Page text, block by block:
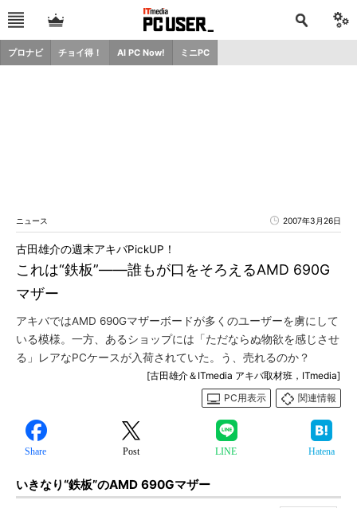
プロナビ チョイ得！ AI PC Now! ミニPC
ニュース 2007年3月26日
これは“鉄板”――誰もが口をそろえるAMD 690G
マザー
古田雄介の週末アキバPickUP！
アキバではAMD 690Gマザーボードが多くのユーザーを虜にして
いる模様。一方、あるショップには「ただならぬ物欲を感じさせ
る」レアなPCケースが入荷されていた。う、売れるのか？
[古田雄介＆ITmedia アキバ取材班，ITmedia]
PC用表示
関連情報
Share Post LINE Hatena
いきなり“鉄板”のAMD 690Gマザー